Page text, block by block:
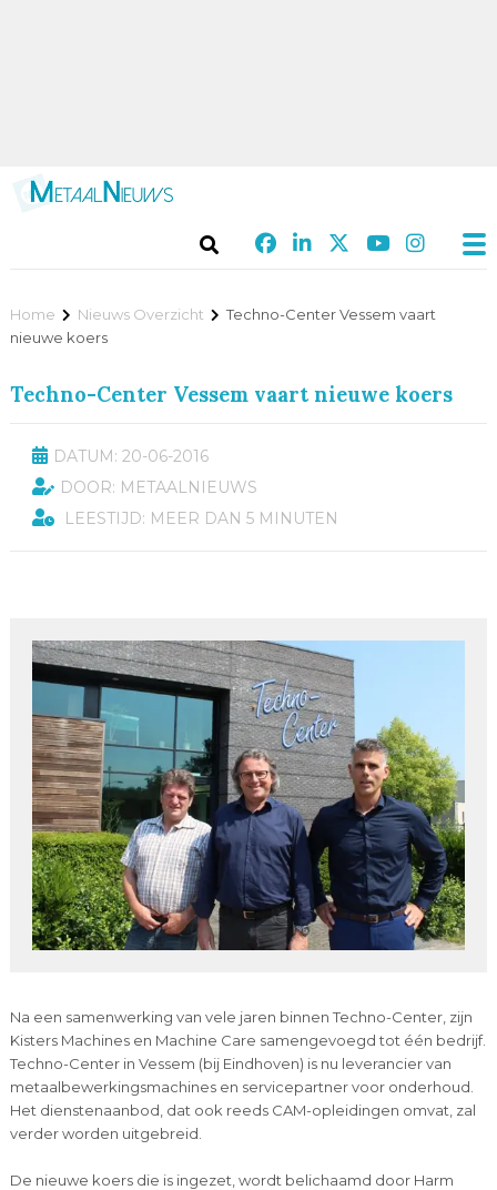
Home Nieuws Overzicht
Techno-Center Vessem vaart
nieuwe koers
Techno-Center Vessem vaart nieuwe koers
DATUM: 20-06-2016
DOOR: METAALNIEUWS
LEESTIJD: MEER DAN 5 MINUTEN
Na een samenwerking van vele jaren binnen Techno-Center, zijn
Kisters Machines en Machine Care samengevoegd tot één bedrijf.
Techno-Center in Vessem (bij Eindhoven) is nu leverancier van
metaalbewerkingsmachines en servicepartner voor onderhoud.
Het dienstenaanbod, dat ook reeds CAM-opleidingen omvat, zal
verder worden uitgebreid.
De nieuwe koers die is ingezet, wordt belichaamd door Harm